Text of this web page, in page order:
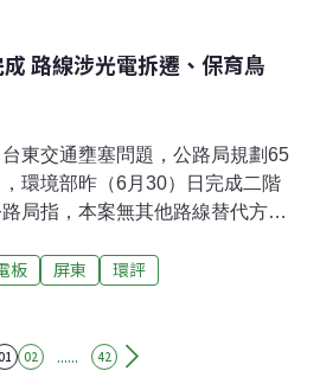
草鴞、環頸雉、台灣野兔等。5
評審查中，台灣蠻
路線涉光電拆遷、保育鳥
東交通壅塞問題，公路局規劃65
環境部昨（6月30）日完成二階
局指，本案無其他路線替代方
拆遷，能源業者呼籲補償不能只
劃全長65公里的「屏南快速公
板 屏東 環評
02 ...... 42